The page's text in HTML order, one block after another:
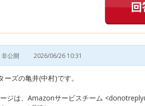
公開 2026/06/26 10:31
ーズの亀井(中村)です。
ジは、Amazonサービスチーム